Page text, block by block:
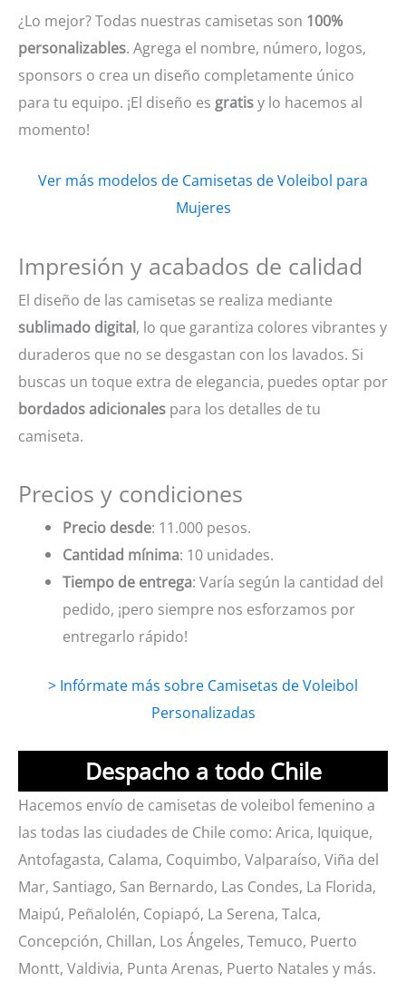
¿Lo mejor? Todas nuestras camisetas son 100%
personalizables. Agrega el nombre, número, logos,
sponsors o crea un diseño completamente único
para tu equipo. ¡El diseño es gratisy lo hacemos al
momento!
Ver más modelos de Camisetas de Voleibol para
Mujeres
Impresión y acabados de calidad
El diseño de las camisetas se realiza mediante
sublimado digital, lo que garantiza colores vibrantes y
duraderos que no se desgastan con los lavados. Si
buscas un toque extra de elegancia, puedes optar por
bordados adicionales para los detalles de tu
camiseta.
Precios y condiciones
Precio desde: 11.000 pesos.
Cantidad mínima: 10 unidades.
Tiempo de entrega: Varía según la cantidad del
pedido, ¡pero siempre nos esforzamos por
entregarlo rápido!
> Infórmate más sobre Camisetas de Voleibol
Personalizadas
Despacho a todo Chile
Hacemos envío de camisetas de voleibol femenino a
las todas las ciudades de Chile como: Arica, Iquique,
Antofagasta, Calama, Coquimbo, Valparaíso, Viña del
Mar, Santiago, San Bernardo, Las Condes, La Florida,
Maipú, Peñalolén, Copiapó, La Serena, Talca,
Concepción, Chillan, Los Ángeles, Temuco, Puerto
Montt, Valdivia, Punta Arenas, Puerto Natales y más.